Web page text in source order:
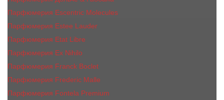
Парфюмерия Escentric Molecules
Парфюмерия Estee Lаudеr
Парфюмерия Etat Libre
Парфюмерия Ex Nihilo
Парфюмерия Franck Boclet
Парфюмерия Frеderic Mаlle
Парфюмерия Fontela Premium